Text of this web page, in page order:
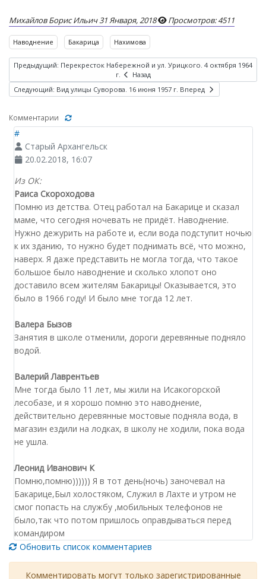
Михайлов Борис Ильич31 Января, 2018 Просмотров: 4511
Наводнение Бакарица Нахимова
Предыдущий: Перекресток Набережной и ул. Урицкого. 4 октября 1964
г.
Назад
Следующий: Вид улицы Суворова. 16 июня 1957 г. Вперед
Комментарии
#
Старый Архангельск
20.02.2018, 16:07
Из ОК:
Раиса Скороходова
Помню из детства. Отец работал на Бакарице и сказал
маме, что сегодня ночевать не придёт. Наводнение.
Нужно дежурить на работе и, если вода подступит ночью
к их зданию, то нужно будет поднимать всё, что можно,
наверх. Я даже представить не могла тогда, что такое
большое было наводнение и сколько хлопот оно
доставило всем жителям Бакарицы! Оказывается, это
было в 1966 году! И было мне тогда 12 лет.
Валера Бызов
Занятия в школе отменили, дороги деревянные подняло
водой.
Валерий Лаврентьев
Мне тогда было 11 лет, мы жили на Исакогорской
лесобазе, и я хорошо помню это наводнение,
действительно деревянные мостовые подняла вода, в
магазин ездили на лодках, в школу не ходили, пока вода
не ушла.
Леонид Иванович К
Помню,помню)))))) Я в тот день(ночь) заночевал на
Бакарице,Был холостяком, Служил в Лахте и утром не
смог попасть на службу ,мобильных телефонов не
было,так что потом пришлось оправдываться перед
командиром
Обновить список комментариев
Комментировать могут только зарегистрированные